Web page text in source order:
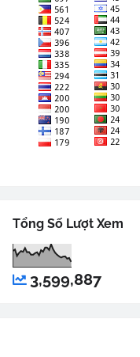
Tổng Số Lượt Xem
3,599,887